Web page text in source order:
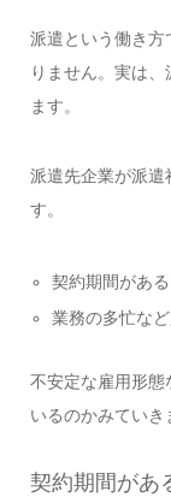
派遣という働き方
りません。実は
ます。
派遣先企業が派
す。
契約期間があ
業務の多忙な
不安定な雇用形態
いるのかみていき
契約期間があ